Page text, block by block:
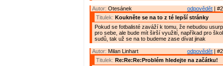
odpovědět |
Autor: Otesánek
Titulek: Koukněte se na to z té lepší stránky
Pokud se fotbalisté zaváží k tomu, že nebudou
pro sebe, ale bude mít širší využití, napříkad pro
sudů, tak už se na to budeme zase dívat jinak
odpovědět |
Autor: Milan Linhart
Titulek: Re:Re:Re:Problém hledejte na začátku!